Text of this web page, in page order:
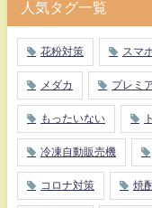
人気タグ一覧
花粉対策 スマ
メダカ プレミ
もったいない
冷凍自動販売機
コロナ対策 焼